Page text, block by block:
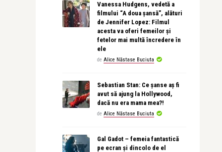
Vanessa Hudgens, vedetă a
filmului “A doua șansă”, alături
de Jennifer Lopez: Filmul
acesta va oferi femeilor și
fetelor mai multă încredere în
ele
de Alice Năstase Buciuta
Sebastian Stan: Ce șanse aș fi
avut să ajung la Hollywood,
dacă nu era mama mea?!
de Alice Năstase Buciuta
Gal Gadot – femeia fantastică
pe ecran și dincolo de el